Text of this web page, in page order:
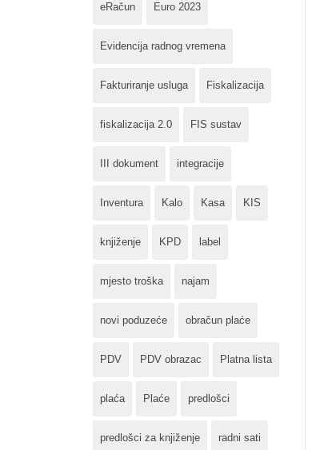
eRačun Euro 2023
Evidencija radnog vremena
Fakturiranje usluga Fiskalizacija
fiskalizacija 2.0 FIS sustav
III dokument integracije
Inventura Kalo Kasa KIS
knjiženje KPD label
mjesto troška najam
novi poduzeće obračun plaće
PDV PDV obrazac Platna lista
plaća Plaće predlošci
predlošci za knjiženje radni sati